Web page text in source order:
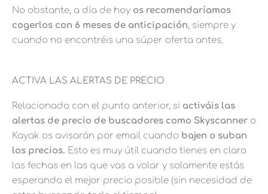
No obstante, a día de hoy os recomendaríamos
cogerlos con 6 meses de anticipación, siempre y
cuando no encontréis una súper oferta antes.
ACTIVA LAS ALERTAS DE PRECIO
Relacionado con el punto anterior, si activáis las
alertas de precio de buscadores como Skyscanner o
Kayak os avisarán por email cuando bajen o suban
los precios. Esto es muy útil cuando tienes en claro
las fechas en las que vas a volar y solamente estás
esperando el mejor precio posible (sin necesidad de